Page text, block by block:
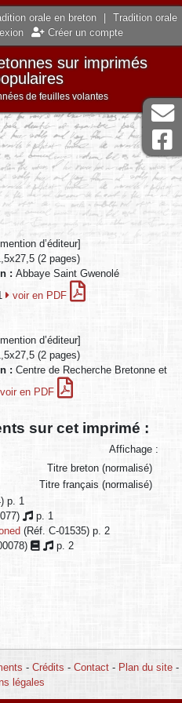
orale en breton
Tradition orale
Créer un compte
sur imprimés
de feuilles volantes
d’éditeur]
(2 pages)
: Abbaye Saint Gwenolé
voir en PDF
d’éditeur]
(2 pages)
: Centre de Recherche Bretonne et
voir en PDF
sur cet imprimé :
Affichage :
Titre breton (normalisé)
Titre français (normalisé)
p. 1
p. 1
(Réf. C-01535) p. 2
p. 2
- Crédits - Contact- Plan du site-
légales